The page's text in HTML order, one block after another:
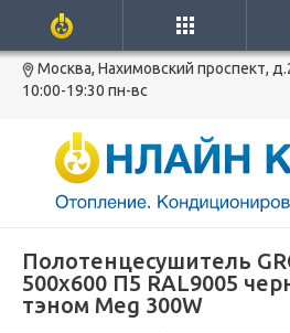
Москва, Нахимовский проспект,
10:00-19:30 пн-вс
Полотенцесушитель
500х600 П5 RAL9005
тэном Meg 300W